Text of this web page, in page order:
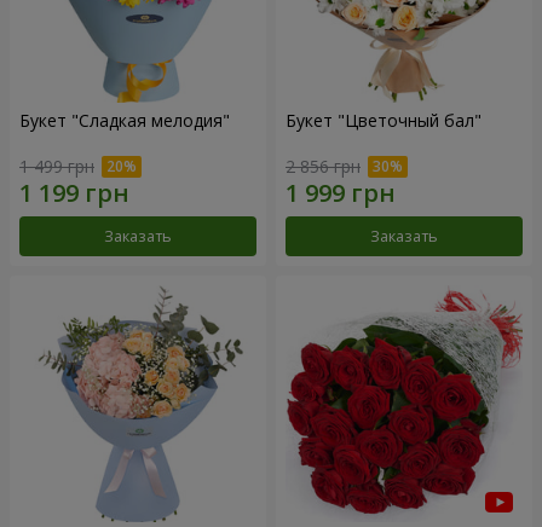
Букет "Сладкая мелодия"
1 499 грн
Заказать
Букет "Цветочный бал"
2 856 грн
Заказать